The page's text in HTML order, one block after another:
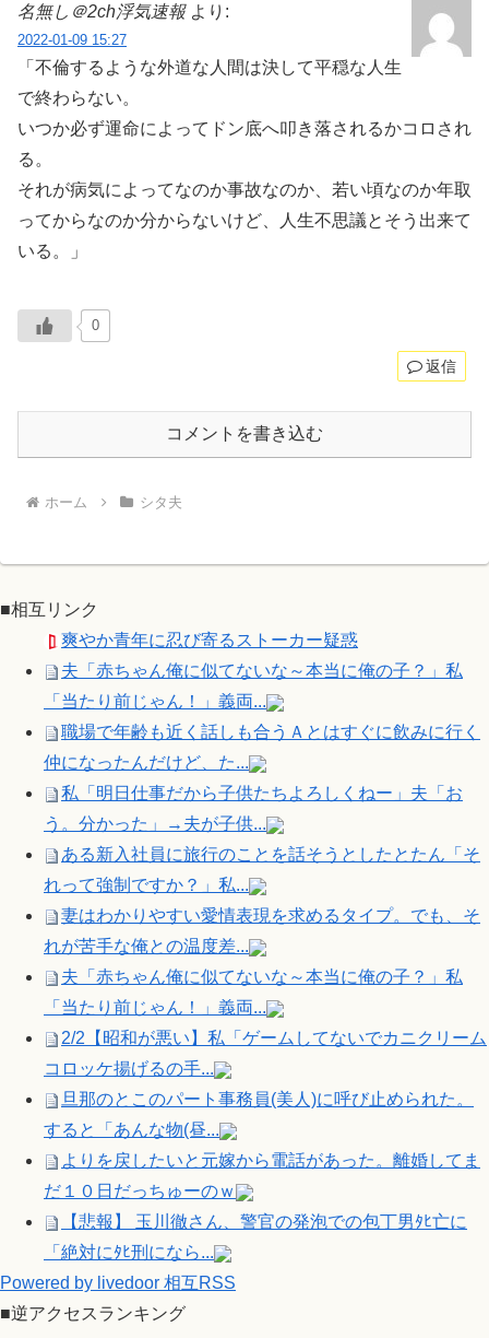
名無し＠2ch浮気速報 より:
2022-01-09 15:27
「不倫するような外道な人間は決して平穏な人生
で終わらない。
いつか必ず運命によってドン底へ叩き落されるかコロされ
る。
それが病気によってなのか事故なのか、若い頃なのか年取
ってからなのか分からないけど、人生不思議とそう出来て
いる。」
0
返信
コメントを書き込む
ホーム シタ夫
■相互リンク
爽やか青年に忍び寄るストーカー疑惑
夫「赤ちゃん俺に似てないな～本当に俺の子？」私
「当たり前じゃん！」義両...
職場で年齢も近く話しも合うＡとはすぐに飲みに行く
仲になったんだけど、た...
私「明日仕事だから子供たちよろしくねー」夫「お
う。分かった」→夫が子供...
ある新入社員に旅行のことを話そうとしたとたん「そ
れって強制ですか？」私...
妻はわかりやすい愛情表現を求めるタイプ。でも、そ
れが苦手な俺との温度差...
夫「赤ちゃん俺に似てないな～本当に俺の子？」私
「当たり前じゃん！」義両...
2/2【昭和が悪い】私「ゲームしてないでカニクリーム
コロッケ揚げるの手...
旦那のとこのパート事務員(美人)に呼び止められた。
すると「あんな物(昼...
よりを戻したいと元嫁から電話があった。離婚してま
だ１０日だっちゅーのｗ
【悲報】 玉川徹さん、警官の発泡での包丁男ﾀﾋ亡に
「絶対にﾀﾋ刑になら...
Powered by livedoor 相互RSS
■逆アクセスランキング